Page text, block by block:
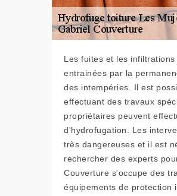
Les fuites et les
entrainées par la
des intempéries. Il est
effectuant des travaux
propriétaires peuvent
d'hydrofugation. Les
très dangereuses et il est
rechercher des experts
Couverture s'occupe des
équipements de protection